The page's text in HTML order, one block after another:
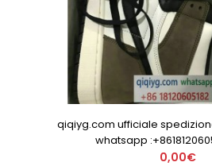
qiqiyg.com ufficiale
whatsapp
0,00€